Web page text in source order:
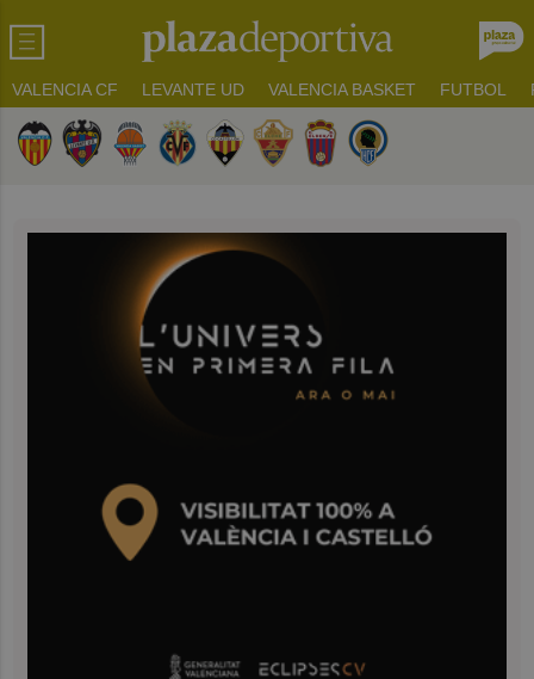
VALENCIA CF LEVANTE UD VALENCIA BASKET FUTBOL